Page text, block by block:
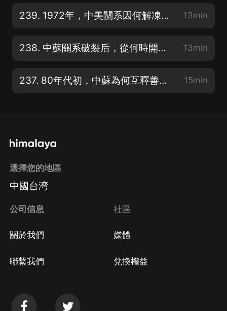
239. 1972年，中美關系因何解凍？中美聯合做了哪些事情？ 13min
238. 中蘇關系破裂后，從何時開始，因何原因，重新有了接觸？ 13min
237. 80年代初，中蘇為何互釋善意？中國為何主動與美國拉開距離？ 15min
選擇您的地區
中國台湾
公司信息
關於我們
聯繫我們
社區
媒體
兌換權益